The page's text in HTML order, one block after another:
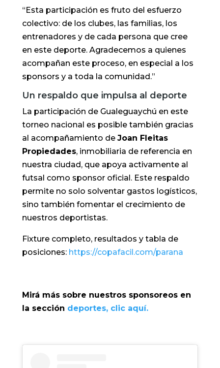
“Esta participación es fruto del esfuerzo
colectivo: de los clubes, las familias, los
entrenadores y de cada persona que cree
en este deporte. Agradecemos a quienes
acompañan este proceso, en especial a los
sponsors y a toda la comunidad.”
Un respaldo que impulsa al deporte
La participación de Gualeguaychú en este
torneo nacional es posible también gracias
al acompañamiento de Joan Fleitas
Propiedades, inmobiliaria de referencia en
nuestra ciudad, que apoya activamente al
futsal como sponsor oficial. Este respaldo
permite no solo solventar gastos logísticos,
sino también fomentar el crecimiento de
nuestros deportistas.
Fixture completo, resultados y tabla de
posiciones: https://copafacil.com/parana
Mirá más sobre nuestros sponsoreos en
la sección deportes, clic aquí.